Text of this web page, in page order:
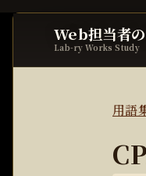
Web担当者
Lab-ry Works Study
用語